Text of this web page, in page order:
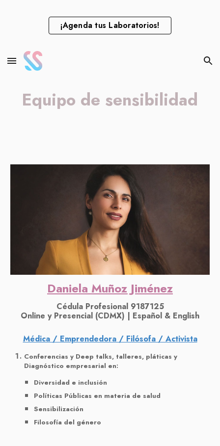
Skip to main content Skip to navigation
¡Agenda tus Laboratorios!
Equipo de sensibilidad
Daniela Muñoz Jiménez
Cédula Profesional 9187125
Online y Presencial (CDMX) | Español & English
Médica / Emprendedora / Filósofa / Activista
Conferencias y Deep talks, talleres, pláticas y
Diagnóstico empresarial en:
Diversidad e inclusión
Políticas Públicas en materia de salud
Sensibilización
Filosofía del género